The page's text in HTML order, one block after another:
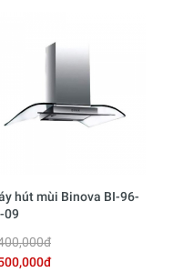
hút mùi Binova BI-96-
09